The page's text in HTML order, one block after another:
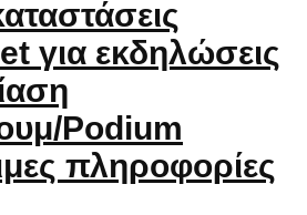
για εκδηλώσεις
Podium
πληροφορίες